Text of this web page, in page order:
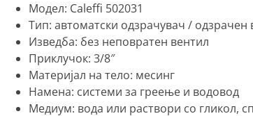
Модел: Caleffi 502031
Тип: автоматски одзрачувач / одзрачен
Изведба: без неповратен вентил
Приклучок: 3/8″
Материјал на тело: месинг
Намена: системи за греење и водовод
Медиум: вода или раствори со гликол,